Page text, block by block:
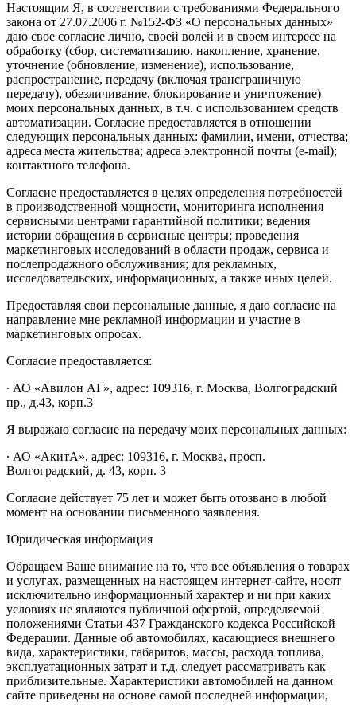
Настоящим Я, в соответствии с требованиями Федерального
закона от 27.07.2006 г. №152-ФЗ «О персональных данных»
даю свое согласие лично, своей волей и в своем интересе на
обработку (сбор, систематизацию, накопление, хранение,
уточнение (обновление, изменение), использование,
распространение, передачу (включая трансграничную
передачу), обезличивание, блокирование и уничтожение)
моих персональных данных, в т.ч. с использованием средств
автоматизации. Согласие предоставляется в отношении
следующих персональных данных: фамилии, имени, отчества;
адреса места жительства; адреса электронной почты (e-mail);
контактного телефона.
Согласие предоставляется в целях определения потребностей
в производственной мощности, мониторинга исполнения
сервисными центрами гарантийной политики; ведения
истории обращения в сервисные центры; проведения
маркетинговых исследований в области продаж, сервиса и
послепродажного обслуживания; для рекламных,
исследовательских, информационных, а также иных целей.
Предоставляя свои персональные данные, я даю согласие на
направление мне рекламной информации и участие в
маркетинговых опросах.
Согласие предоставляется:
∙ АО «Авилон АГ», адрес: 109316, г. Москва, Волгоградский
пр., д.43, корп.3
Я выражаю согласие на передачу моих персональных данных:
∙ АО «АкитА», адрес: 109316, г. Москва, просп.
Волгоградский, д. 43, корп. 3
Согласие действует 75 лет и может быть отозвано в любой
момент на основании письменного заявления.
Юридическая информация
Обращаем Ваше внимание на то, что все объявления о товарах
и услугах, размещенных на настоящем интернет-сайте, носят
исключительно информационный характер и ни при каких
условиях не являются публичной офертой, определяемой
положениями Статьи 437 Гражданского кодекса Российской
Федерации. Данные об автомобилях, касающиеся внешнего
вида, характеристики, габаритов, массы, расхода топлива,
эксплуатационных затрат и т.д. следует рассматривать как
приблизительные. Характеристики автомобилей на данном
сайте приведены на основе самой последней информации,